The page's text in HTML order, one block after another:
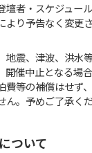
壇者・スケジュー
より予告なく変更
地震、津波、洪水
開催中止となる場
費等の補償はせず
ん。予めご了承くだ
ついて